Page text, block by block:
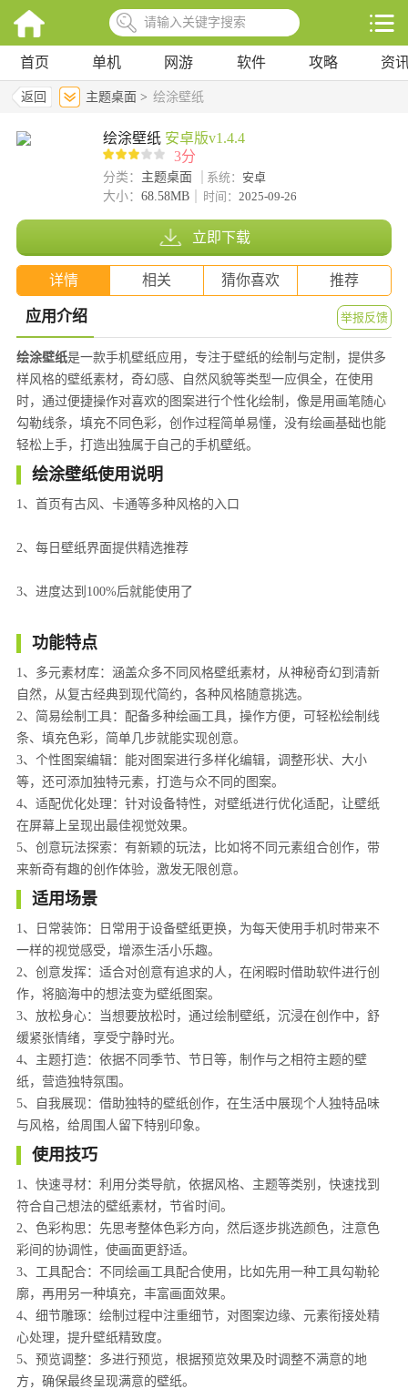
首页 单机 网游 软件 攻略 资
返回 主题桌面 > 绘涂壁纸
绘涂壁纸 安卓版v1.4.4
3分
分类： 主题桌面 系统： 安卓
大小： 68.58MB 时间： 2025-09-26
立即下载
详情 相关 猜你喜欢 推荐
应用介绍 举报反馈
绘涂壁纸是一款手机壁纸应用，专注于壁纸的绘制与定制，提供多
样风格的壁纸素材，奇幻感、自然风貌等类型一应俱全，在使用
时，通过便捷操作对喜欢的图案进行个性化绘制，像是用画笔随心
勾勒线条，填充不同色彩，创作过程简单易懂，没有绘画基础也能
轻松上手，打造出独属于自己的手机壁纸。
绘涂壁纸使用说明
1、首页有古风、卡通等多种风格的入口
2、每日壁纸界面提供精选推荐
3、进度达到100%后就能使用了
功能特点
1、多元素材库：涵盖众多不同风格壁纸素材，从神秘奇幻到清新
自然，从复古经典到现代简约，各种风格随意挑选。
2、简易绘制工具：配备多种绘画工具，操作方便，可轻松绘制线
条、填充色彩，简单几步就能实现创意。
3、个性图案编辑：能对图案进行多样化编辑，调整形状、大小
等，还可添加独特元素，打造与众不同的图案。
4、适配优化处理：针对设备特性，对壁纸进行优化适配，让壁纸
在屏幕上呈现出最佳视觉效果。
5、创意玩法探索：有新颖的玩法，比如将不同元素组合创作，带
来新奇有趣的创作体验，激发无限创意。
适用场景
1、日常装饰：日常用于设备壁纸更换，为每天使用手机时带来不
一样的视觉感受，增添生活小乐趣。
2、创意发挥：适合对创意有追求的人，在闲暇时借助软件进行创
作，将脑海中的想法变为壁纸图案。
3、放松身心：当想要放松时，通过绘制壁纸，沉浸在创作中，舒
缓紧张情绪，享受宁静时光。
4、主题打造：依据不同季节、节日等，制作与之相符主题的壁
纸，营造独特氛围。
5、自我展现：借助独特的壁纸创作，在生活中展现个人独特品味
与风格，给周围人留下特别印象。
使用技巧
1、快速寻材：利用分类导航，依据风格、主题等类别，快速找到
符合自己想法的壁纸素材，节省时间。
2、色彩构思：先思考整体色彩方向，然后逐步挑选颜色，注意色
彩间的协调性，使画面更舒适。
3、工具配合：不同绘画工具配合使用，比如先用一种工具勾勒轮
廓，再用另一种填充，丰富画面效果。
4、细节雕琢：绘制过程中注重细节，对图案边缘、元素衔接处精
心处理，提升壁纸精致度。
5、预览调整：多进行预览，根据预览效果及时调整不满意的地
方，确保最终呈现满意的壁纸。